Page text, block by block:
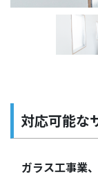
対応可能な
ガラス工事業